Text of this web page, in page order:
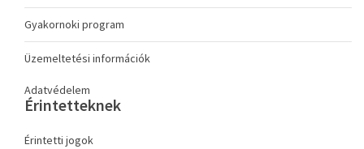
Gyakornoki program
Üzemeltetési információk
Adatvédelem
Érintetteknek
Érintetti jogok